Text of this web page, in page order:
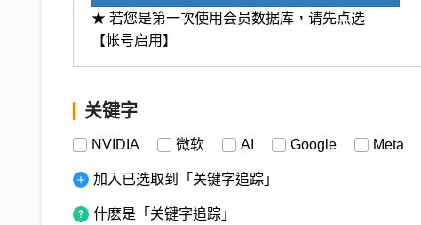
★ 若您是第一次使用会员数据库，请先点选
【帐号启用】
关键字
NVIDIA 微软 AI Google Meta
加入已选取到「关键字追踪」
什麽是「关键字追踪」